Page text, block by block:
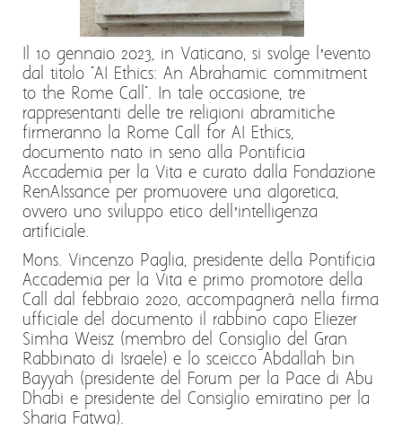
Il 10 gennaio 2023, in Vaticano, si svolge l’evento
dal titolo "AI Ethics: An Abrahamic commitment
to the Rome Call". In tale occasione, tre
rappresentanti delle tre religioni abramitiche
firmeranno la Rome Call for AI Ethics,
documento nato in seno alla Pontificia
Accademia per la Vita e curato dalla Fondazione
RenAIssance per promuovere una algoretica,
ovvero uno sviluppo etico dell’intelligenza
artificiale.
Mons. Vincenzo Paglia, presidente della Pontificia
Accademia per la Vita e primo promotore della
Call dal febbraio 2020, accompagnerà nella firma
ufficiale del documento il rabbino capo Eliezer
Simha Weisz (membro del Consiglio del Gran
Rabbinato di Israele) e lo sceicco Abdallah bin
Bayyah (presidente del Forum per la Pace di Abu
Dhabi e presidente del Consiglio emiratino per la
Sharia Fatwa).